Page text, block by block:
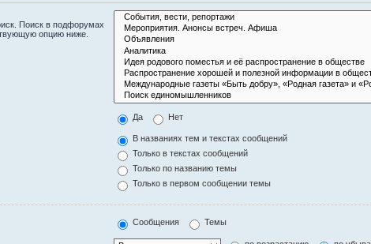
Поиск в подфорумах
опцию ниже.
Да Нет
В названиях тем и текстах сообщений
Только в текстах сообщений
Только по названию темы
Только в первом сообщении темы
Сообщения Темы